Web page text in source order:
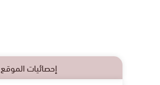
إحصائيات الموقع